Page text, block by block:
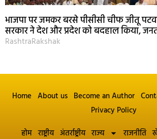
भाजपा पर जमकर बरसे पीसीसी चीफ जीतू
सरकार ने देश और प्रदेश को बदहाल किया,
RashtraRakshak
Home About us Become an Author
Privacy Policy
होम राष्ट्रीय अंतर्राष्ट्रीय राज्य राजनीति